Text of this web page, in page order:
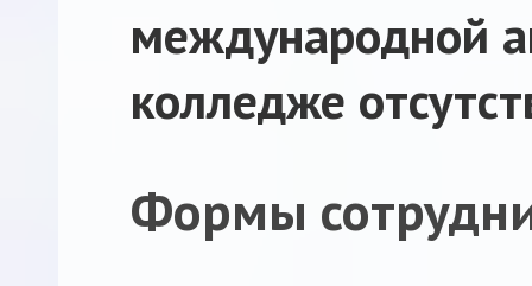
международной
колледже
Формы